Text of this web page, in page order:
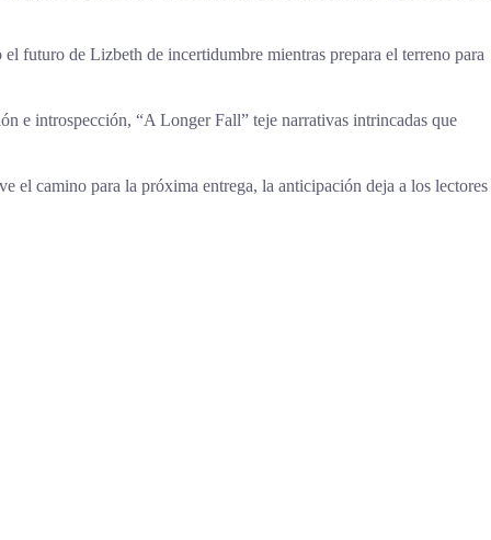
futuro de Lizbeth de incertidumbre mientras prepara el terreno para
e introspección, “A Longer Fall” teje narrativas intrincadas que
el camino para la próxima entrega, la anticipación deja a los lectores